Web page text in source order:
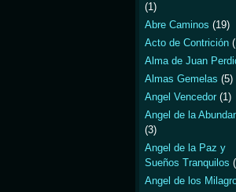
(1)
Abre Caminos (19)
Acto de Contrición
Alma de Juan
Almas Gemelas (5)
Angel Vencedor (1)
Angel de la
(3)
Angel de la Paz y
Sueños Tranquilos
Angel de los